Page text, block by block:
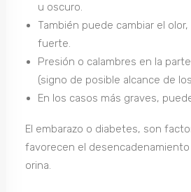
u oscuro.
También puede cambiar el
fuerte.
Presión o calambres en la
(signo de posible alcance de
En los casos más graves,
El embarazo o diabetes, son
favorecen el
orina.